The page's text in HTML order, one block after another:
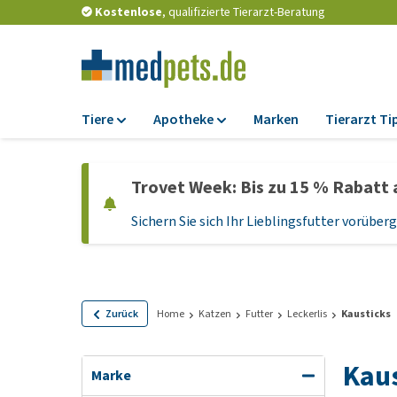
Kostenlose, qualifizierte Tierarzt-Beratung
Tiere
Trockenfutter
Nassfutter
Hundefutter
Leckerlis
Glutenfreies
Apotheke
Zeckenschutz und
Flohmittel
Probiotika und
Vitamine und
Medizinisches
Marken Tierarzt
Trovet Week: Bis zu 15 %
Sichern Sie sich Ihr Lieblingsfutter
Zurück Home Katzen Futter Leckerlis Kausticks
Marke